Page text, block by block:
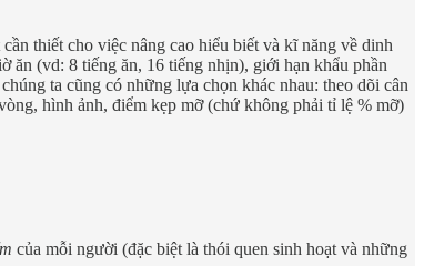
thiết cho việc nâng cao hiểu biết và kĩ năng về dinh
ăn (vd: 8 tiếng ăn, 16 tiếng nhịn), giới hạn khẩu phần
ta cũng có những lựa chọn khác nhau: theo dõi cân
hình ảnh, điểm kẹp mỡ (chứ không phải tỉ lệ % mỡ)
của mỗi người (đặc biệt là thói quen sinh hoạt và những